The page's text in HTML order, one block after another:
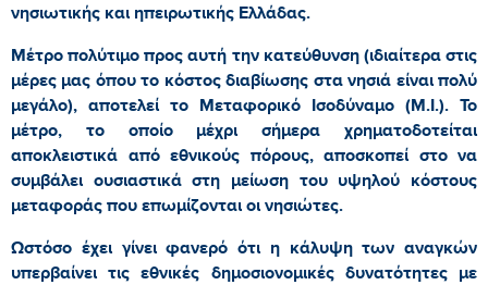
νησιωτικής και ηπειρωτικής Ελλάδας.
Μέτρο πολύτιμο προς αυτή την κατεύθυνση (ιδιαίτερα στις
μέρες μας όπου το κόστος διαβίωσης στα νησιά είναι πολύ
μεγάλο), αποτελεί το Μεταφορικό Ισοδύναμο (Μ.Ι.). Το
μέτρο, το οποίο μέχρι σήμερα χρηματοδοτείται
αποκλειστικά από εθνικούς πόρους, αποσκοπεί στο να
συμβάλει ουσιαστικά στη μείωση του υψηλού κόστους
μεταφοράς που επωμίζονται οι νησιώτες.
Ωστόσο έχει γίνει φανερό ότι η κάλυψη των αναγκών
υπερβαίνει τις εθνικές δημοσιονομικές δυνατότητες με